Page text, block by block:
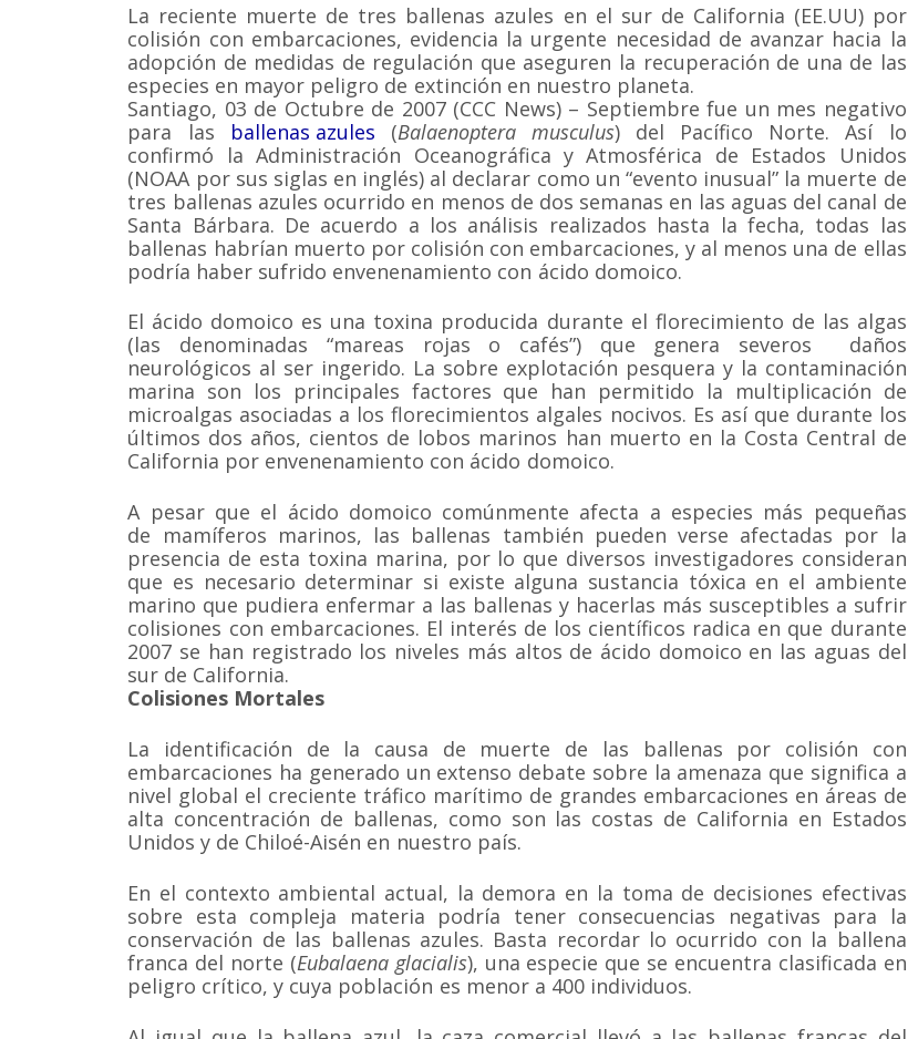
La reciente muerte de tres ballenas azules en el sur de California (EE.UU) por
colisión con embarcaciones, evidencia la urgente necesidad de avanzar hacia la
adopción de medidas de regulación que aseguren la recuperación de una de las
especies en mayor peligro de extinción en nuestro planeta.
Santiago, 03 de Octubre de 2007 (CCC News) – Septiembre fue un mes negativo
para las ballenas azules (Balaenoptera musculus) del Pacífico Norte. Así lo
confirmó la Administración Oceanográfica y Atmosférica de Estados Unidos
(NOAA por sus siglas en inglés) al declarar como un “evento inusual” la muerte de
tres ballenas azules ocurrido en menos de dos semanas en las aguas del canal de
Santa Bárbara. De acuerdo a los análisis realizados hasta la fecha, todas las
ballenas habrían muerto por colisión con embarcaciones, y al menos una de ellas
podría haber sufrido envenenamiento con ácido domoico.
El ácido domoico es una toxina producida durante el florecimiento de las algas
(las denominadas “mareas rojas o cafés”) que genera severos daños
neurológicos al ser ingerido. La sobre explotación pesquera y la contaminación
marina son los principales factores que han permitido la multiplicación de
microalgas asociadas a los florecimientos algales nocivos. Es así que durante los
últimos dos años, cientos de lobos marinos han muerto en la Costa Central de
California por envenenamiento con ácido domoico.
A pesar que el ácido domoico comúnmente afecta a especies más pequeñas
de mamíferos marinos, las ballenas también pueden verse afectadas por la
presencia de esta toxina marina, por lo que diversos investigadores consideran
que es necesario determinar si existe alguna sustancia tóxica en el ambiente
marino que pudiera enfermar a las ballenas y hacerlas más susceptibles a sufrir
colisiones con embarcaciones. El interés de los científicos radica en que durante
2007 se han registrado los niveles más altos de ácido domoico en las aguas del
sur de California.
Colisiones Mortales
La identificación de la causa de muerte de las ballenas por colisión con
embarcaciones ha generado un extenso debate sobre la amenaza que significa a
nivel global el creciente tráfico marítimo de grandes embarcaciones en áreas de
alta concentración de ballenas, como son las costas de California en Estados
Unidos y de Chiloé-Aisén en nuestro país.
En el contexto ambiental actual, la demora en la toma de decisiones efectivas
sobre esta compleja materia podría tener consecuencias negativas para la
conservación de las ballenas azules. Basta recordar lo ocurrido con la ballena
franca del norte (Eubalaena glacialis), una especie que se encuentra clasificada en
peligro crítico, y cuya población es menor a 400 individuos.